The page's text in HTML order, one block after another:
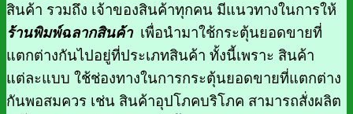
สินค้า รวมถึง เจ้าของสินค้าทุกคน มีแนวทางในการให้
ร้านพิมพ์ฉลากสินค้า เพื่อนำมาใช้กระตุ้นยอดขายที่
แตกต่างกันไปอยู่ที่ประเภทสินค้า ทั้งนี้เพราะ สินค้า
แต่ละแบบ ใช้ช่องทางในการกระตุ้นยอดขายที่แตกต่าง
กันพอสมควร เช่น สินค้าอุปโภคบริโภค สามารถสั่งผลิต